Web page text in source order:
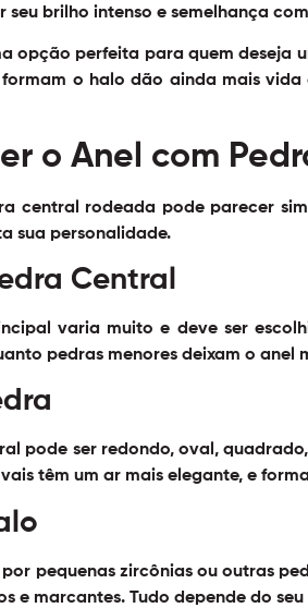
seu brilho intenso e semelhança
opção perfeita para quem deseja
formam o halo dão ainda mais
o Anel com
central rodeada pode parecer
sua personalidade.
Central
varia muito e deve ser
pedras menores deixam o anel
pode ser redondo, oval,
têm um ar mais elegante, e
pequenas zircônias ou outras
e marcantes. Tudo depende do